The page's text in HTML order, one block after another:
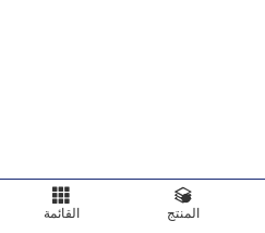
القائمة المنتج